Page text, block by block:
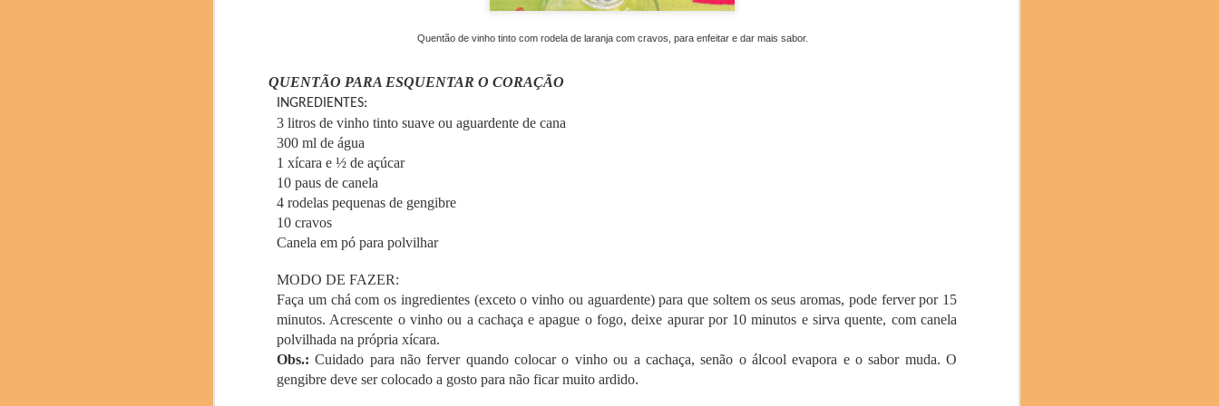
Quentão de vinho tinto com rodela de laranja com cravos, para enfeitar e dar mais sabor.
QUENTÃO PARA ESQUENTAR O CORAÇÃO
INGREDIENTES:
3 litros de vinho tinto suave ou aguardente de cana
300 ml de água
1 xícara e ½ de açúcar
10 paus de canela
4 rodelas pequenas de gengibre
10 cravos
Canela em pó para polvilhar
MODO DE FAZER:
Faça um chá com os ingredientes (exceto o vinho ou aguardente) para que soltem os seus aromas, pode ferver por 15
minutos. Acrescente o vinho ou a cachaça e apague o fogo, deixe apurar por 10 minutos e sirva quente, com canela
polvilhada na própria xícara.
Obs.:Cuidado para não ferver quando colocar o vinho ou a cachaça, senão o álcool evapora e o sabor muda. O
gengibre deve ser colocado a gosto para não ficar muito ardido.
Fenjiu, um licor tradicional com mais de 60000 anos de tradição.
O Science & Cooking World Congress é um evento de renome internacional que reúne chefs, cientistas,
pesquisadores e profissionais da indústria para trocar conhecimento e explorar o futuro da alimentação sustentável. A
edição deste ano se concentrou na intersecção entre ciência e gastronomia, com ênfase particular na
sustentabilidade como um pilar fundamental para o futuro dos sistemas alimentares globais.